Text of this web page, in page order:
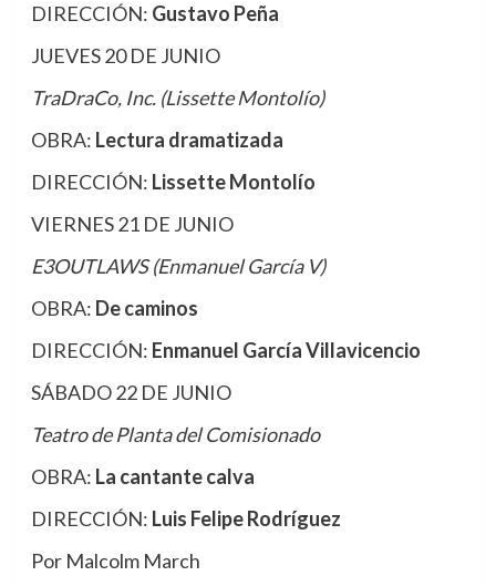
DIRECCIÓN: Gustavo Peña
JUEVES 20 DE JUNIO
TraDraCo, Inc. (Lissette Montolío)
OBRA: Lectura dramatizada
DIRECCIÓN: Lissette Montolío
VIERNES 21 DE JUNIO
E3OUTLAWS (Enmanuel García V)
OBRA: De caminos
DIRECCIÓN: Enmanuel García Villavicencio
SÁBADO 22 DE JUNIO
Teatro de Planta del Comisionado
OBRA: La cantante calva
DIRECCIÓN: Luis Felipe Rodríguez
Por Malcolm March